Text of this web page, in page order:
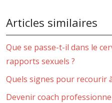
Articles similaires
Que se passe-t-il dans le
rapports sexuels ?
Quels signes pour recourir
Devenir coach